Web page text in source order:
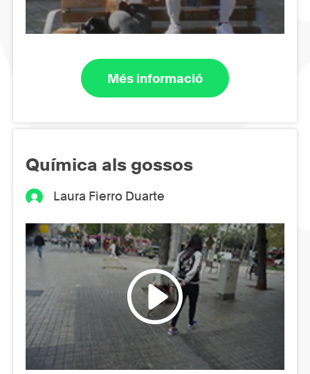
Més informació
Química als gossos
Laura Fierro Duarte